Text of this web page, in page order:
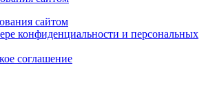
сайтом
конфиденциальности и персональных
соглашение